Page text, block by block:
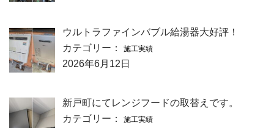
ウルトラファインバブル給湯器大好評！
カテゴリー：
施工実績
2026年6月12日
新戸町にてレンジフードの取替えです。
カテゴリー：
施工実績